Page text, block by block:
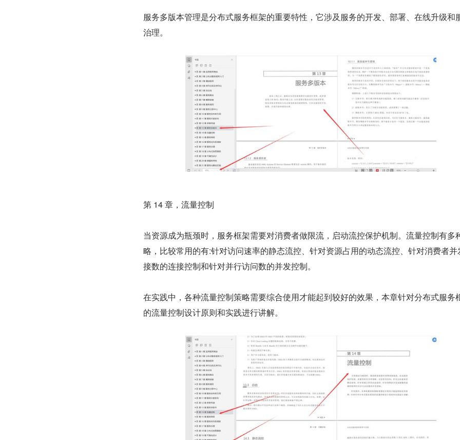
服务多版本管理是分布式服务框架的重要特性，它涉及服务的开发、部署、在线升级和
治理。
第 14 章，流量控制
当资源成为瓶颈时，服务框架需要对消费者做限流，启动流控保护机制。流量控制有多
略，比较常用的有:针对访问速率的静态流控、针对资源占用的动态流控、针对消费者并
接数的连接控制和针对并行访问数的并发控制。
在实践中，各种流量控制策略需要综合使用才能起到较好的效果，本章针对分布式服务
的流量控制设计原则和实践进行讲解。